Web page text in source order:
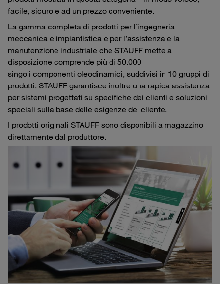
facile, sicuro e ad un prezzo conveniente.
La gamma completa di prodotti per l’ingegneria
meccanica e impiantistica e per l’assistenza e la
manutenzione industriale che STAUFF mette a
disposizione comprende più di 50.000
singoli componenti oleodinamici, suddivisi in 10 gruppi di
prodotti. STAUFF garantisce inoltre una rapida assistenza
per sistemi progettati su specifiche dei clienti e soluzioni
speciali sulla base delle esigenze del cliente.
I prodotti originali STAUFF sono disponibili a magazzino
direttamente dal produttore.